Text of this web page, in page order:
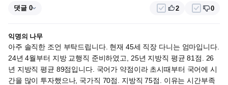
댓글 0 2 0
익명의 나무
아주 솔직한 조언 부탁드립니다. 현재 45세 직장 다니는 엄마입니다.
24년 4월부터 지방 교행직 준비하였고, 25년 지방직 평균 81점. 26
년 지방직 평균 89점입니다. 국어가 약점이라 초시때부터 국어에 시
간을 많이 투자했으나, 국가직 70점. 지방직 75점. 이유는 시간부족